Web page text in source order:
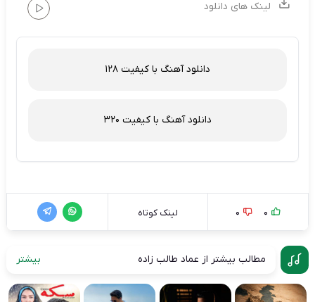
لینک های دانلود
دانلود آهنگ با کیفیت 128
دانلود آهنگ با کیفیت 320
0
0 لینک کوتاه
مطالب بیشتر از عماد طالب زاده بیشتر